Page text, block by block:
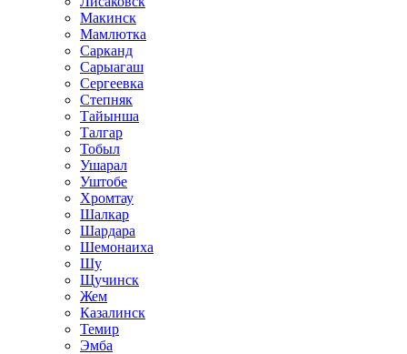
Макинск
Мамлютка
Сарканд
Сарыагаш
Сергеевка
Степняк
Тайынша
Талгар
Тобыл
Ушарал
Уштобе
Хромтау
Шалкар
Шардара
Шемонаиха
Шу
Щучинск
Жем
Казалинск
Темир
Эмба